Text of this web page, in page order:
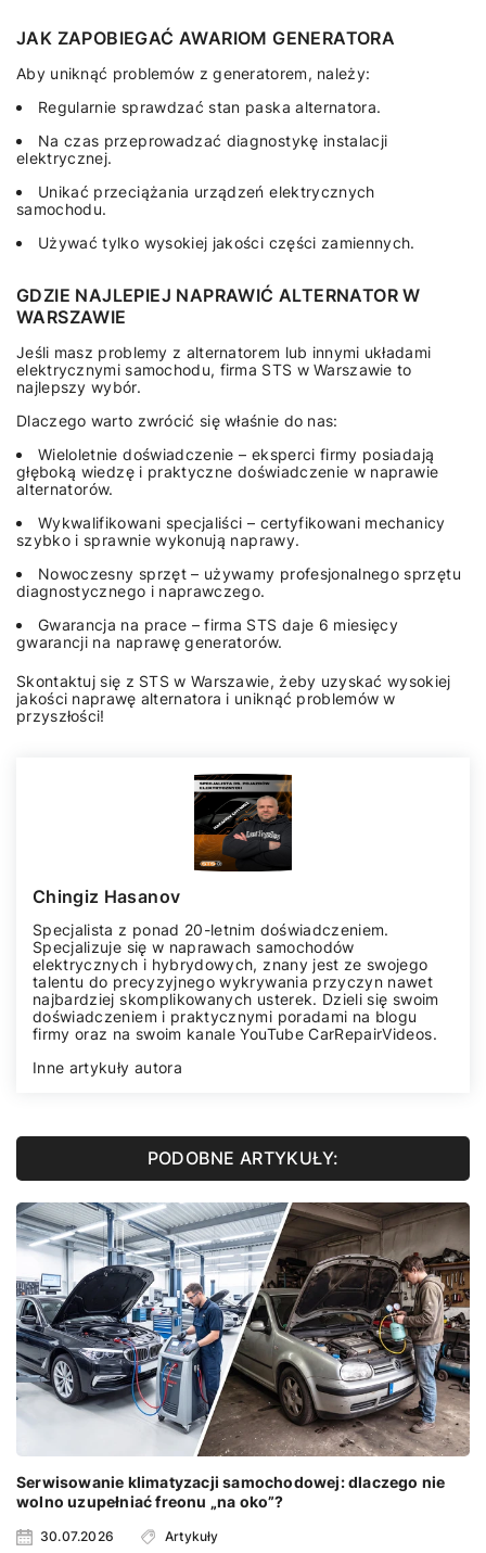
JAK ZAPOBIEGAĆ AWARIOM GENERATORA
Aby uniknąć problemów z generatorem, należy:
Regularnie sprawdzać stan paska alternatora.
Na czas przeprowadzać diagnostykę instalacji
elektrycznej.
Unikać przeciążania urządzeń elektrycznych
samochodu.
Używać tylko wysokiej jakości części zamiennych.
GDZIE NAJLEPIEJ NAPRAWIĆ ALTERNATOR W
WARSZAWIE
Jeśli masz problemy z alternatorem lub innymi układami
elektrycznymi samochodu, firma STS w Warszawie to
najlepszy wybór.
Dlaczego warto zwrócić się właśnie do nas:
Wieloletnie doświadczenie – eksperci firmy posiadają
głęboką wiedzę i praktyczne doświadczenie w naprawie
alternatorów.
Wykwalifikowani specjaliści – certyfikowani mechanicy
szybko i sprawnie wykonują naprawy.
Nowoczesny sprzęt – używamy profesjonalnego sprzętu
diagnostycznego i naprawczego.
Gwarancja na prace – firma STS daje 6 miesięcy
gwarancji na naprawę generatorów.
Skontaktuj się z STS w Warszawie, żeby uzyskać wysokiej
jakości naprawę alternatora i uniknąć problemów w
przyszłości!
Chingiz Hasanov
Specjalista z ponad 20-letnim doświadczeniem.
Specjalizuje się w naprawach samochodów
elektrycznych i hybrydowych, znany jest ze swojego
talentu do precyzyjnego wykrywania przyczyn nawet
najbardziej skomplikowanych usterek. Dzieli się swoim
doświadczeniem i praktycznymi poradami na blogu
firmy oraz na swoim kanale YouTubeCarRepairVideos.
Inne artykuły autora
PODOBNE ARTYKUŁY:
Serwisowanie klimatyzacji samochodowej: dlaczego nie
wolno uzupełniać freonu „na oko”?
30.07.2026 Artykuły